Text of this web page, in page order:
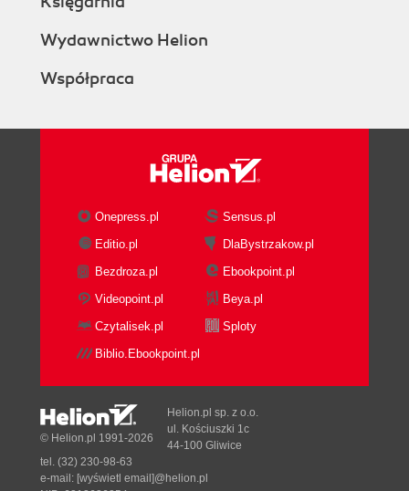
Wydawnictwo Helion
Współpraca
Onepress.pl
Sensus.pl
Editio.pl
DlaBystrzakow.pl
Bezdroza.pl
Ebookpoint.pl
Videopoint.pl
Beya.pl
Czytalisek.pl
Sploty
Biblio.Ebookpoint.pl
© Helion.pl 1991-2026
Helion.pl sp. z o.o.
ul. Kościuszki 1c
44-100 Gliwice
tel. (32) 230-98-63
e-mail: [wyświetl email]@helion.pl